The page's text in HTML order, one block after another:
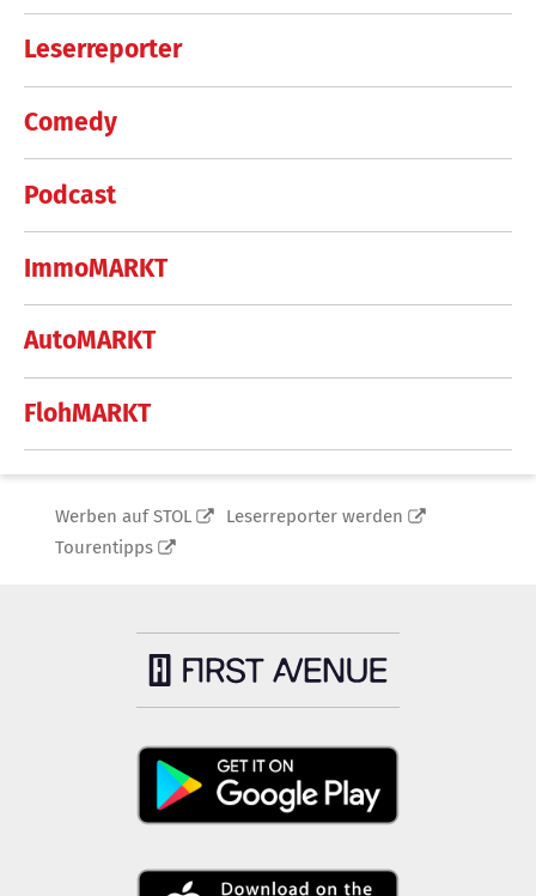
Leserreporter
Comedy
Podcast
ImmoMARKT
AutoMARKT
FlohMARKT
Werben auf STOL
Leserreporter werden
Tourentipps